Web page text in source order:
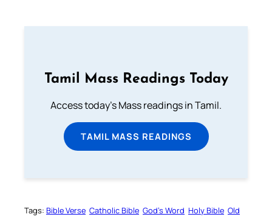
Tamil Mass Readings Today
Access today's Mass readings in Tamil.
TAMIL MASS READINGS
Tags: Bible Verse Catholic Bible God’s Word Holy Bible Old